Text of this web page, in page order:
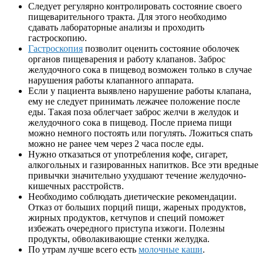
Следует регулярно контролировать состояние своего
пищеварительного тракта. Для этого необходимо
сдавать лабораторные анализы и проходить
гастроскопию.
Гастроскопия позволит оценить состояние оболочек
органов пищеварения и работу клапанов. Заброс
желудочного сока в пищевод возможен только в случае
нарушения работы клапанного аппарата.
Если у пациента выявлено нарушение работы клапана,
ему не следует принимать лежачее положение после
еды. Такая поза облегчает заброс желчи в желудок и
желудочного сока в пищевод. После приема пищи
можно немного постоять или погулять. Ложиться спать
можно не ранее чем через 2 часа после еды.
Нужно отказаться от употребления кофе, сигарет,
алкогольных и газированных напитков. Все эти вредные
привычки значительно ухудшают течение желудочно-
кишечных расстройств.
Необходимо соблюдать диетические рекомендации.
Отказ от больших порций пищи, жареных продуктов,
жирных продуктов, кетчупов и специй поможет
избежать очередного приступа изжоги. Полезны
продукты, обволакивающие стенки желудка.
По утрам лучше всего есть молочные каши.